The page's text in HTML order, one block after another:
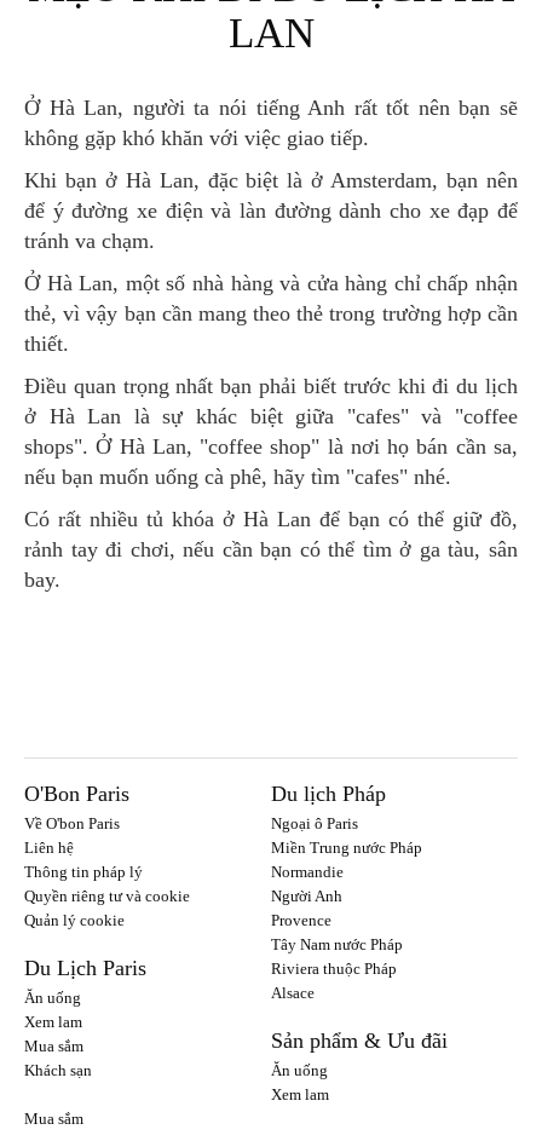
LAN
Ở Hà Lan, người ta nói tiếng Anh rất tốt nên bạn sẽ
không gặp khó khăn với việc giao tiếp.
Khi bạn ở Hà Lan, đặc biệt là ở Amsterdam, bạn nên
để ý đường xe điện và làn đường dành cho xe đạp để
tránh va chạm.
Ở Hà Lan, một số nhà hàng và cửa hàng chỉ chấp nhận
thẻ, vì vậy bạn cần mang theo thẻ trong trường hợp cần
thiết.
Điều quan trọng nhất bạn phải biết trước khi đi du lịch
ở Hà Lan là sự khác biệt giữa "cafes" và "coffee
shops". Ở Hà Lan, "coffee shop" là nơi họ bán cần sa,
nếu bạn muốn uống cà phê, hãy tìm "cafes" nhé.
Có rất nhiều tủ khóa ở Hà Lan để bạn có thể giữ đồ,
rảnh tay đi chơi, nếu cần bạn có thể tìm ở ga tàu, sân
bay.
O'Bon Paris
Về O'bon Paris
Liên hệ
Thông tin pháp lý
Quyền riêng tư và cookie
Quản lý cookie
Du Lịch Paris
Ăn uống
Xem lam
Mua sắm
Khách sạn
Du lịch Pháp
Ngoại ô Paris
Miền Trung nước Pháp
Normandie
Người Anh
Provence
Tây Nam nước Pháp
Riviera thuộc Pháp
Alsace
Sản phẩm & Ưu đãi
Ăn uống
Xem lam
Mua sắm